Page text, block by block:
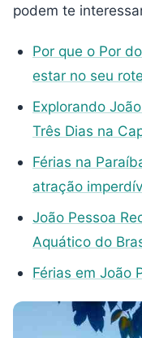
podem te
Por que o Por
estar no seu
Explorando
Três Dias na
Férias na
atração
João Pessoa
Aquático do
Férias em João